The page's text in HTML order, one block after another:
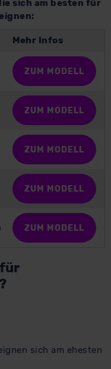
sich am besten für
Mehr Infos
ZUM MODELL
ZUM MODELL
ZUM MODELL
ZUM MODELL
ZUM MODELL
sich am ehesten